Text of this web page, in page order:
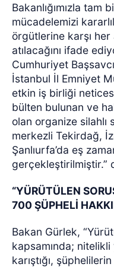
Bakanlığımızla
mücadelemizi
örgütlerine karşı
atılacağını ifade
Cumhuriyet
İstanbul İl Emniyet
etkin iş birliği
bülten bulunan ve
olan organize
merkezli Tekirdağ,
Şanlıurfa’da eş
gerçekleştirilmiştir.”
“YÜRÜTÜLEN
700 ŞÜPHELİ
Bakan Gürlek,
kapsamında;
karıştığı,